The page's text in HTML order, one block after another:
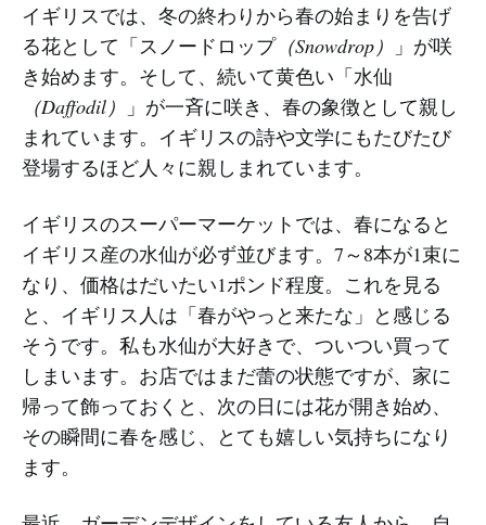
イギリスでは、冬の終わりから春の始まりを告げ
る花として「スノードロップ（Snowdrop）
」が咲
き始めます。そして、続いて黄色い「水仙
（Daffodil）
」が一斉に咲き、春の象徴として親し
まれています。イギリスの詩や文学にもたびたび
登場するほど人々に親しまれています。
イギリスのスーパーマーケットでは、春になると
イギリス産の水仙が必ず並びます。7～8本が1束に
なり、価格はだいたい1ポンド程度。これを見る
と、イギリス人は「春がやっと来たな」と感じる
そうです。私も水仙が大好きで、ついつい買って
しまいます。お店ではまだ蕾の状態ですが、家に
帰って飾っておくと、次の日には花が開き始め、
その瞬間に春を感じ、とても嬉しい気持ちになり
ます。